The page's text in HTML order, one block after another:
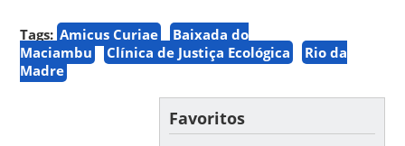
Tags: Amicus Curiae
Baixada do
Maciambu
Clínica de Justiça Ecológica
Rio da
Madre
Favoritos